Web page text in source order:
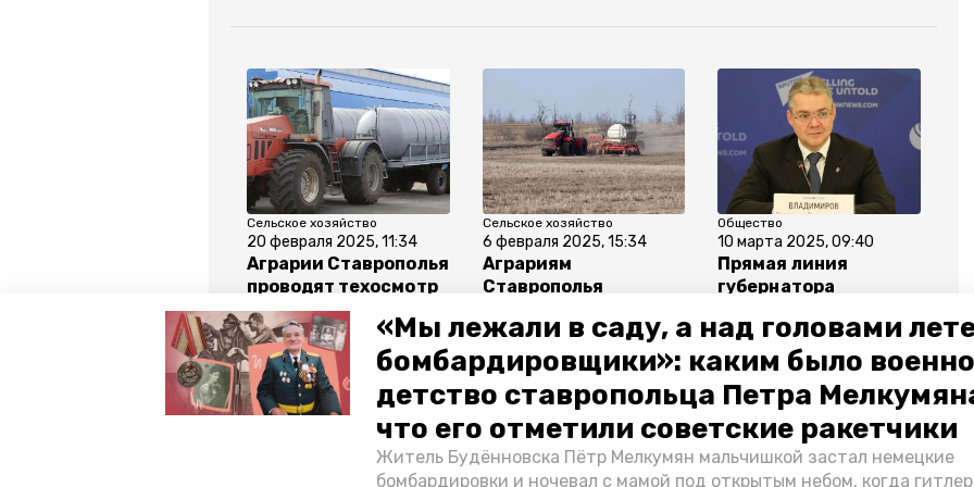
«Мы лежали в саду, а над головами
бомбардировщики»: каким было
детство ставропольца Петра
что его отметили советские ракетчики
Житель Будённовска Пётр Мелкумян мальчишкой застал немецкие
бомбардировки и ночевал с мамой под открытым небом, когда
Сельское хозяйство
20 февраля 2025, 11:34
Аграрии Ставрополья
проводят техосмотр
сельхозтехники
Сельское хозяйство
6 февраля 2025, 15:34
Аграриям
Ставрополья
льготные кредиты
Общество
10 марта 2025, 09:40
Прямая линия
губернатора
состоится 19 марта
Все новости
ставропольский край ярмарка минэк ск